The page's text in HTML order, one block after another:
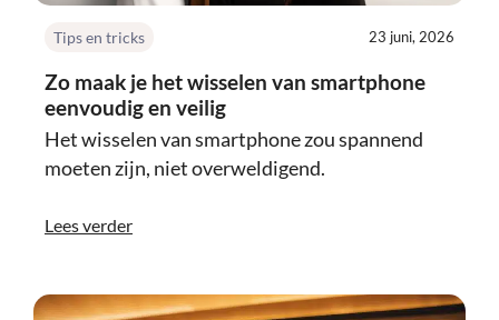
Tips en tricks 23 juni, 2026
Zo maak je het wisselen van smartphone
eenvoudig en veilig
Het wisselen van smartphone zou spannend
moeten zijn, niet overweldigend.
Lees verder